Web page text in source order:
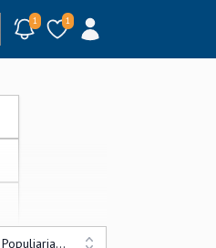
1 1
Populiariausi